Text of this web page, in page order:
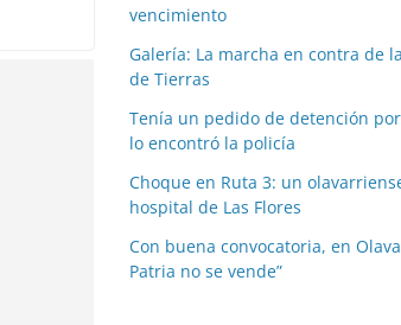
vencimiento
Galería: La marcha en contra de
de Tierras
Tenía un pedido de detención
lo encontró la policía
Choque en Ruta 3: un
hospital de Las Flores
Con buena convocatoria, en
Patria no se vende”